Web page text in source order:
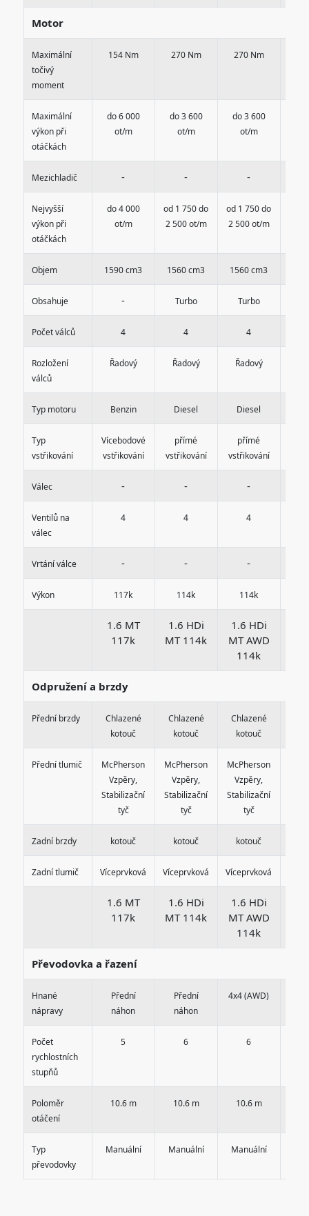
Motor
Maximální
točivý
moment
154 Nm 270 Nm 270 Nm
Maximální
výkon při
otáčkách
do 6 000
ot/m
do 3 600
ot/m
do 3 600
ot/m
Mezichladič - - -
Nejvyšší
výkon při
otáčkách
do 4 000
ot/m
od 1 750 do
2 500 ot/m
od 1 750 do
2 500 ot/m
Objem 1590 cm3 1560 cm3 1560 cm3
Obsahuje - Turbo Turbo
Počet válců 4 4 4
Rozložení
válců
Řadový Řadový Řadový
Typ motoru Benzin Diesel Diesel
Typ
vstřikování
Vícebodové
vstřikování
přímé
vstřikování
přímé
vstřikování
Válec - - -
Ventilů na
válec
4 4 4
Vrtání válce - - -
Výkon 117k 114k 114k
1.6 MT
117k
1.6 HDi
MT 114k
1.6 HDi
MT AWD
114k
Odpružení a brzdy
Přední brzdy
Chlazené
kotouč
Chlazené
kotouč
Chlazené
kotouč
Přední tlumič
McPherson
Vzpěry,
Stabilizační
tyč
McPherson
Vzpěry,
Stabilizační
tyč
McPherson
Vzpěry,
Stabilizační
tyč
Zadní brzdy kotouč kotouč kotouč
Zadní tlumič Víceprvková Víceprvková Víceprvková
1.6 MT
117k
1.6 HDi
MT 114k
1.6 HDi
MT AWD
114k
Převodovka a řazení
Hnané
nápravy
Přední
náhon
Přední
náhon
4x4 (AWD)
Počet
rychlostních
stupňů
5 6 6
Poloměr
otáčení
10.6 m 10.6 m 10.6 m
Typ
převodovky
Manuální Manuální Manuální